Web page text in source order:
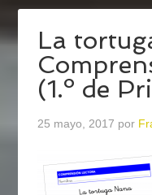
La
(1.º de
25 mayo, 2017 por